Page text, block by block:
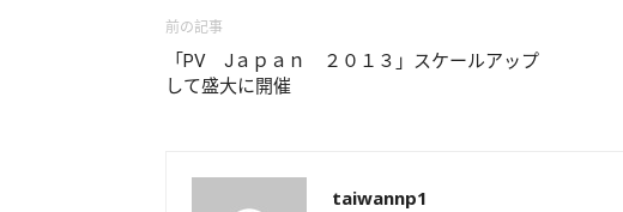
前の記事
「PV Jａｐａｎ ２０１３」スケールアップ
して盛大に開催
taiwannp1